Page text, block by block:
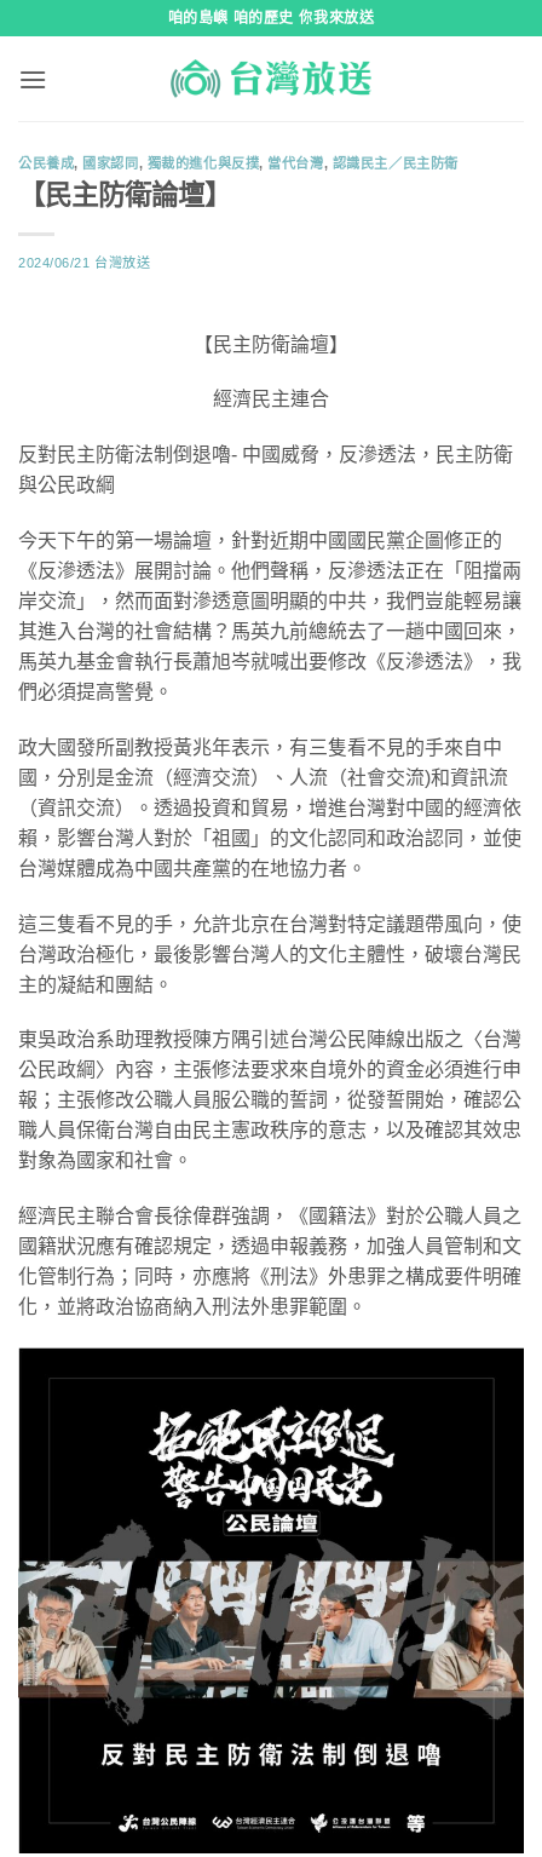
咱的島嶼 咱的歷史 你我來放送
公民養成, 國家認同, 獨裁的進化與反撲, 當代台灣, 認識民主／民主防衛
【民主防衛論壇】
2024/06/21 台灣放送
【民主防衛論壇】
經濟民主連合
反對民主防衛法制倒退嚕- 中國威脅，反滲透法，民主防衛
與公民政綱
今天下午的第一場論壇，針對近期中國國民黨企圖修正的
《反滲透法》展開討論。他們聲稱，反滲透法正在「阻擋兩
岸交流」，然而面對滲透意圖明顯的中共，我們豈能輕易讓
其進入台灣的社會結構？馬英九前總統去了一趟中國回來，
馬英九基金會執行長蕭旭岑就喊出要修改《反滲透法》，我
們必須提高警覺。
政大國發所副教授黃兆年表示，有三隻看不見的手來自中
國，分別是金流（經濟交流）、人流（社會交流)和資訊流
（資訊交流）。透過投資和貿易，增進台灣對中國的經濟依
賴，影響台灣人對於「祖國」的文化認同和政治認同，並使
台灣媒體成為中國共產黨的在地協力者。
這三隻看不見的手，允許北京在台灣對特定議題帶風向，使
台灣政治極化，最後影響台灣人的文化主體性，破壞台灣民
主的凝結和團結。
東吳政治系助理教授陳方隅引述台灣公民陣線出版之〈台灣
公民政綱〉內容，主張修法要求來自境外的資金必須進行申
報；主張修改公職人員服公職的誓詞，從發誓開始，確認公
職人員保衛台灣自由民主憲政秩序的意志，以及確認其效忠
對象為國家和社會。
經濟民主聯合會長徐偉群強調，《國籍法》對於公職人員之
國籍狀況應有確認規定，透過申報義務，加強人員管制和文
化管制行為；同時，亦應將《刑法》外患罪之構成要件明確
化，並將政治協商納入刑法外患罪範圍。